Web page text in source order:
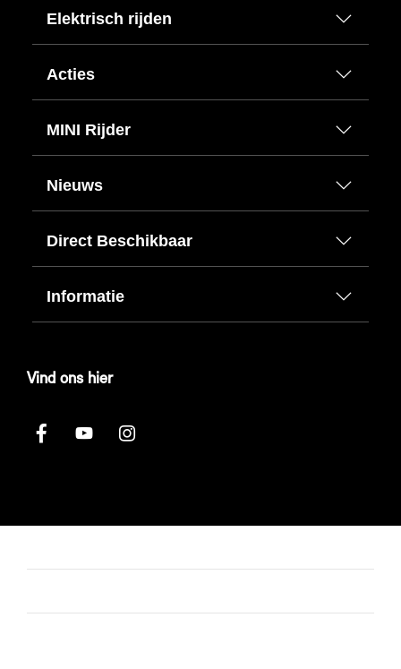
Elektrisch rijden
Acties
MINI Rijder
Nieuws
Direct Beschikbaar
Informatie
Vind ons hier